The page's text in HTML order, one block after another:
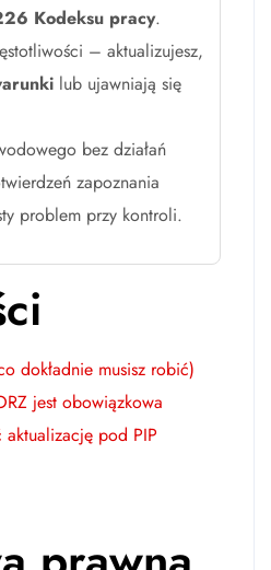
Kodeksu pracy.
– aktualizujesz,
lub ujawniają się
bez działań
zapoznania
problem przy kontroli.
dokładnie musisz robić)
jest obowiązkowa
aktualizację pod PIP